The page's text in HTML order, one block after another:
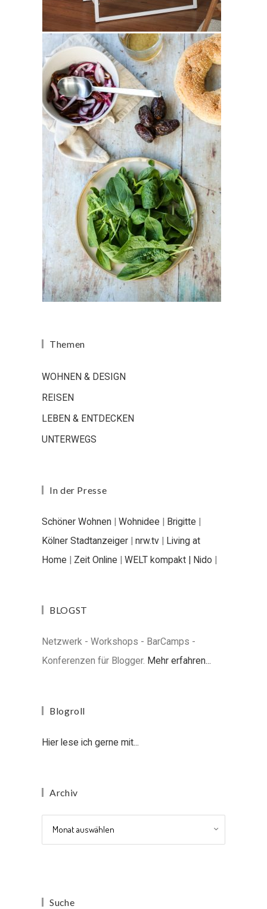
Themen
WOHNEN & DESIGN
REISEN
LEBEN & ENTDECKEN
UNTERWEGS
In der Presse
Schöner Wohnen | Wohnidee | Brigitte |
Kölner Stadtanzeiger | nrw.tv | Living at
Home | Zeit Online | WELT kompakt | Nido |
BLOGST
Netzwerk - Workshops - BarCamps -
Konferenzen für Blogger. Mehr erfahren...
Blogroll
Hier lese ich gerne mit...
Archiv
Suche